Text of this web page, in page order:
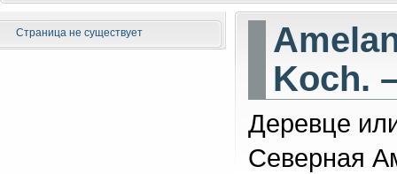
Страница не существует
Koch.
Деревце
Северная